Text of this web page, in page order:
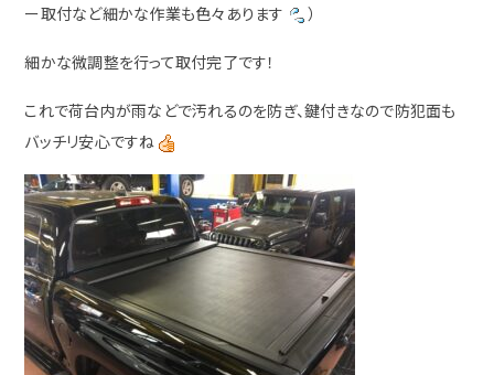
ー取付など細かな作業も色々あります
）
細かな微調整を行って取付完了です！
これで荷台内が雨などで汚れるのを防ぎ、鍵付きなので防犯面も
バッチリ安心ですね